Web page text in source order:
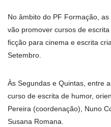
No âmbito do PF Formação,
vão promover cursos de
ficção para cinema e escrita
Setembro.
Às Segundas e Quintas, entre
curso de escrita de humor,
Pereira (coordenação), Nuno
Susana Romana.